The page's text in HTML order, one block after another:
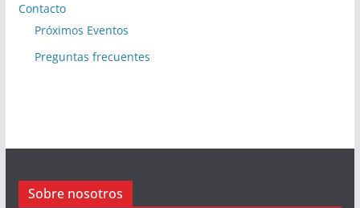
Contacto
Próximos Eventos
Preguntas frecuentes
Sobre nosotros